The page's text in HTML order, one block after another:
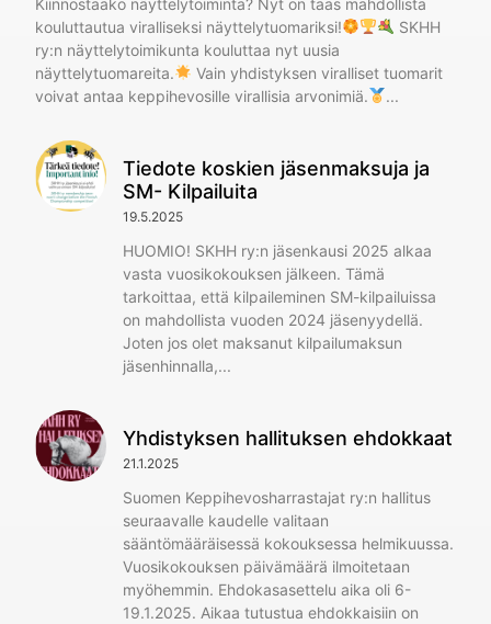
kouluttautua viralliseksi näyttelytuomariksi!
SKHH
ry:n näyttelytoimikunta kouluttaa nyt uusia
näyttelytuomareita.
Vain yhdistyksen viralliset tuomarit
voivat antaa keppihevosille virallisia arvonimiä.
Tiedote koskien jäsenmaksuja ja
SM- Kilpailuita
19.5.2025
HUOMIO! SKHH ry:n jäsenkausi 2025 alkaa
vasta vuosikokouksen jälkeen. Tämä
tarkoittaa, että kilpaileminen SM-kilpailuissa
on mahdollista vuoden 2024 jäsenyydellä.
Joten jos olet maksanut kilpailumaksun
jäsenhinnalla,
Yhdistyksen hallituksen ehdokkaat
21.1.2025
Suomen Keppihevosharrastajat ry:n hallitus
seuraavalle kaudelle valitaan
sääntömääräisessä kokouksessa helmikuussa.
Vuosikokouksen päivämäärä ilmoitetaan
myöhemmin. Ehdokasasettelu aika oli 6-
19.1.2025. Aikaa tutustua ehdokkaisiin on